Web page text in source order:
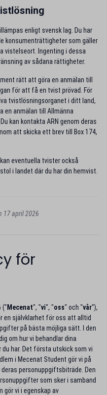
enligt svensk lag. Du har
konsumenträttigheter som gäller
vistelseort. Ingenting i dessa
av sådana rättigheter.
rätt att göra en anmälan till
för att få en tvist prövad. För
tvistlösningsorganet i ditt land,
en anmälan till Allmänna
kan kontakta ARN genom deras
att skicka ett brev till Box 174,
eventuella tvister också
i landet där du har din hemvist.
17 april 2026
för
(" Mecenat", "vi", "oss" och "vår"),
en självklarhet för oss att alltid
på bästa möjliga sätt. I den
om hur vi behandlar dina
har. Det första utskick som vi
i Mecenat Student gör vi på
personuppgiftsbiträde. Den
som sker i samband
gör vi i egenskap av